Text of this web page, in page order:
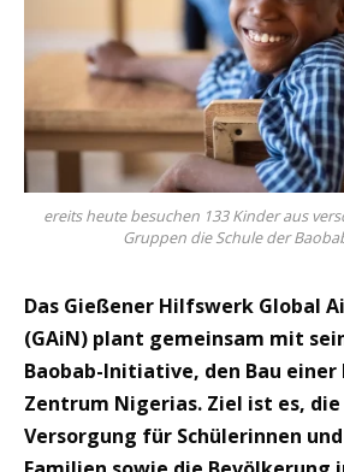
ereits heute besuchen 133 Kinder aus
Gruppen die Schule der
Das Gießener Hilfswerk Global
(GAiN) plant gemeinsam mit
Baobab-Initiative, den Bau einer
Zentrum Nigerias. Ziel ist es,
Versorgung für Schülerinnen